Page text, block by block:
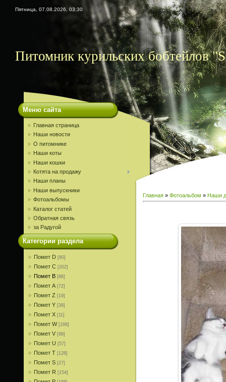
Пятница, 07.08.2026, 03:30
Питомник курильских бобтейлов
Меню сайта
Главная страница
Наши новости
О питомнике
Наши коты
Наши кошки
Котята на продажу
Наши планы
Наши выпускники
Фотоальбомы
Каталог статей
Обратная связь
за Радугой
Категории раздела
Помет D [80]
Помет С [202]
Помет В [86]
Помет A [72]
Помет Z [19]
Помет Y [39]
Помет X [11]
Помет W [166]
Помет V [98]
Помет U [57]
Помет T [128]
Помет S [27]
Помет R [154]
Главная » Фотоальбом » Наши